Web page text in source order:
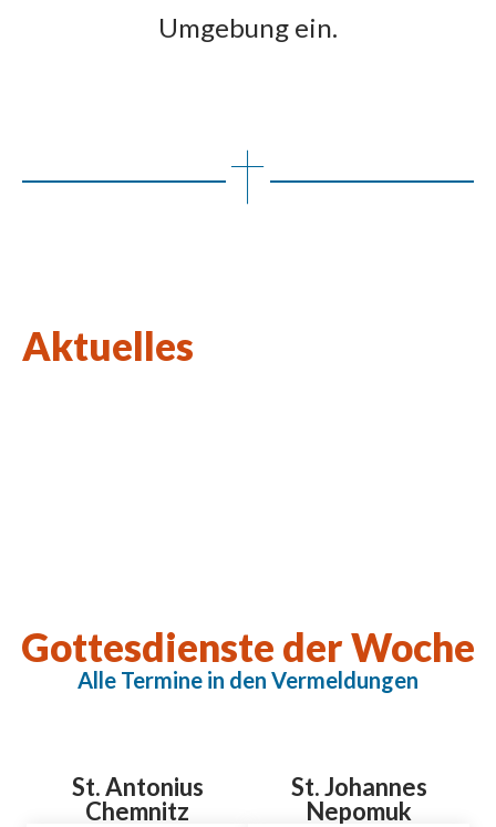
Umgebung ein.
AktuellesWort des Lebens August 2026
Gottesdienste der Woche
Alle Termine in den Vermeldungen
St. Antonius
Chemnitz
St. Johannes
Nepomuk